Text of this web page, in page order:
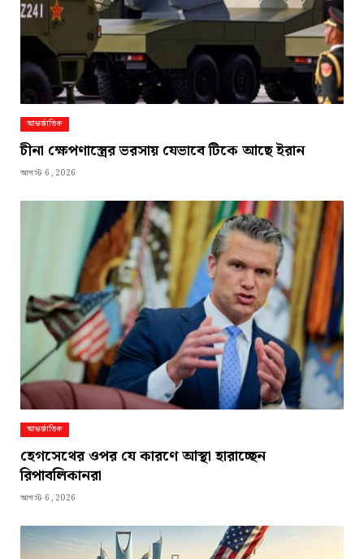
আন্তর্জাতিক
চীনা ক্ষেপণাস্ত্রের ভরসায় যেভাবে টিকে আছে ইরান
আগস্ট 6, 2026
আন্তর্জাতিক
হেগসেথের ওপর যে কারণে আস্থা হারাচ্ছেন
রিপাবলিকানরা
আগস্ট 6, 2026